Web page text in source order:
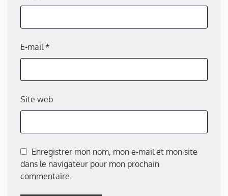
E-mail *
Site web
Enregistrer mon nom, mon e-mail et mon site
dans le navigateur pour mon prochain
commentaire.